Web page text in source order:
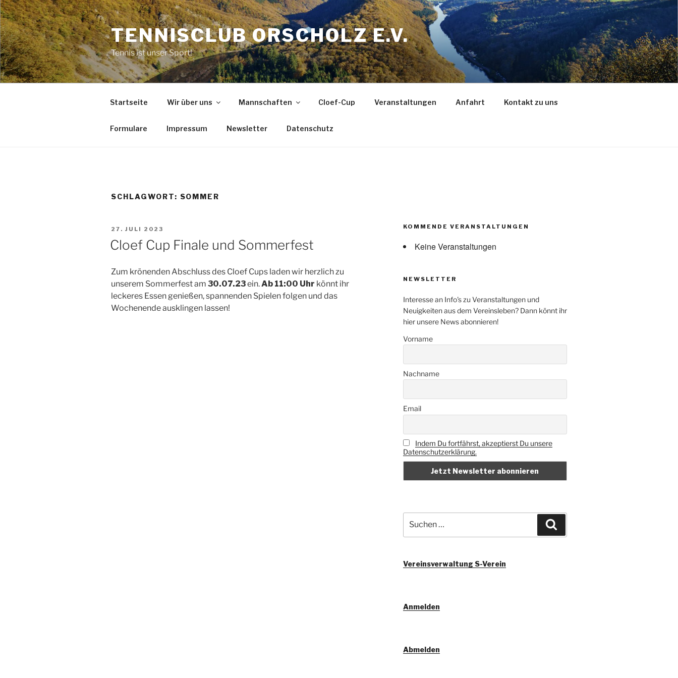
Zum
Inhalt
springen
TENNISCLUB ORSCHOLZ E.V.
Tennis ist unser Sport!
Startseite Wir über uns Mannschaften Cloef-Cup Veranstaltungen Anfahrt Kontakt zu uns
Formulare Impressum Newsletter Datenschutz
SCHLAGWORT: SOMMER
VERÖFFENTLICHT
AM
27. JULI 2023
Cloef Cup Finale und Sommerfest
Zum krönenden Abschluss des Cloef Cups laden wir herzlich zu
unserem Sommerfest am 30.07.23ein.Ab 11:00 Uhr könnt ihr
leckeres Essen genießen, spannenden Spielen folgen und das
Wochenende ausklingen lassen!
KOMMENDE VERANSTALTUNGEN
Keine Veranstaltungen
NEWSLETTER
Interesse an Info's zu Veranstaltungen und
Neuigkeiten aus dem Vereinsleben? Dann könnt ihr
hier unsere News abonnieren!
Vorname
Nachname
Email
Indem Du fortfährst, akzeptierst Du unsere
Datenschutzerklärung.
nach:
Vereinsverwaltung S-Verein
Anmelden
Abmelden